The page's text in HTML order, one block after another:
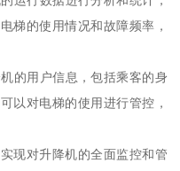
梯的使用情况和故障频率，
的用户信息，包括乘客的身
以对电梯的使用进行管控，
现对升降机的全面监控和管